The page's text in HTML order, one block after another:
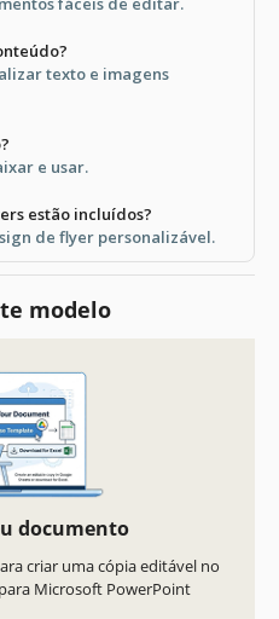
texto e imagens
e usar.
estão incluídos?
de flyer personalizável.
modelo
documento
criar uma cópia editável no
Microsoft PowerPoint